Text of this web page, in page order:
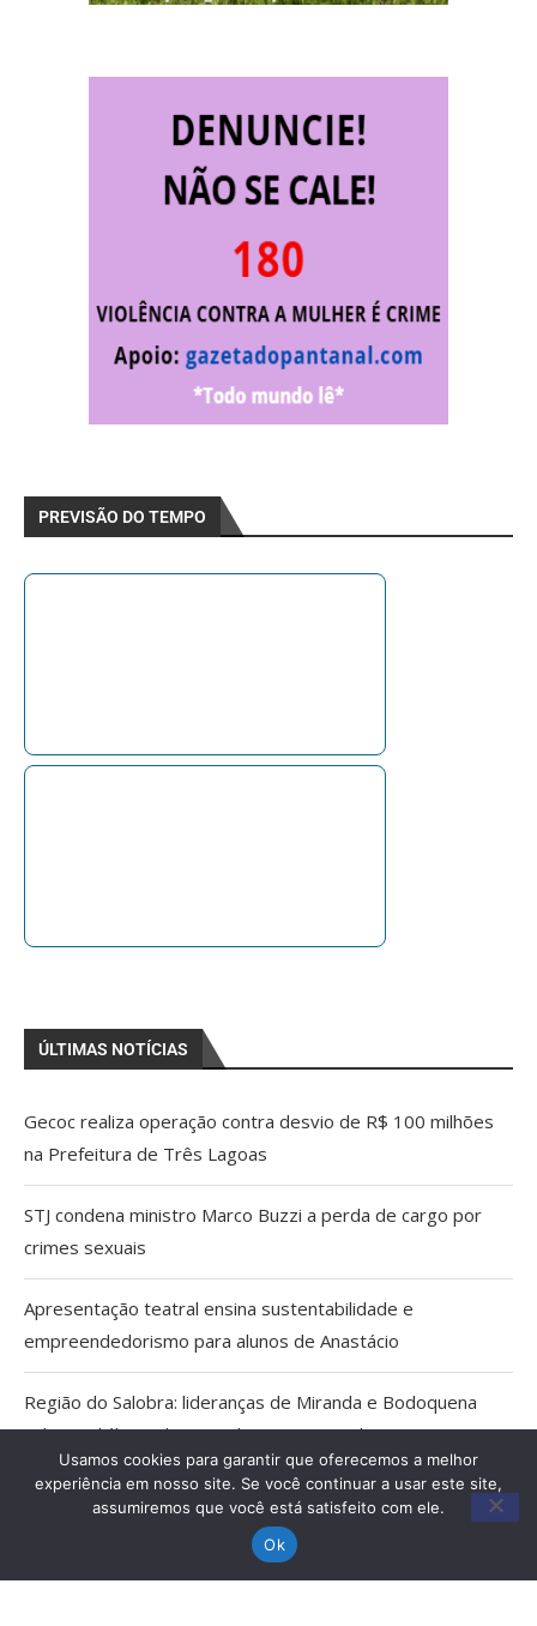
PREVISÃO DO TEMPO
ÚLTIMAS NOTÍCIAS
Gecoc realiza operação contra desvio de R$ 100 milhões
na Prefeitura de Três Lagoas
STJ condena ministro Marco Buzzi a perda de cargo por
crimes sexuais
Apresentação teatral ensina sustentabilidade e
empreendedorismo para alunos de Anastácio
Região do Salobra: lideranças de Miranda e Bodoquena
cobram diálogo aberto sobre proposta do ICMBio
Cientistas cassados pelo AI-5 viram pesquisadores
Usamos cookies para garantir que oferecemos a melhor
experiência em nosso site. Se você continuar a usar este site,
assumiremos que você está satisfeito com ele.
Ok